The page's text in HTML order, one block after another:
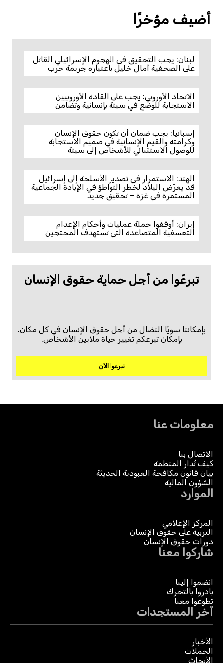
أضيف مؤخرًا
لبنان: يجب التحقيق في الهجوم الإسرائيلي القاتل
على الصحفية آمال خليل باعتباره جريمة حرب
الاتحاد الأوروبي: يجب على القادة الأوروبيين
الاستجابة للوضع في سبتة بإنسانية وتضامن
إسبانيا: يجب ضمان أن تكون حقوق الإنسان
وكرامته والقيم الإنسانية في صميم الاستجابة
للوصول الاستثنائي للأشخاص إلى سبتة
الهند: الاستمرار في تصدير الأسلحة إلى إسرائيل
قد يعرّض البلاد لخطر التواطؤ في الإبادة الجماعية
المستمرة في غزة – تحقيق جديد
إيران: أوقفوا حملة عمليات وأحكام الإعدام
التعسفية المتصاعدة التي تستهدف المحتجين
تبرعّوا من أجل حماية حقوق الإنسان
بإمكاننا سويًا النضال من أجل حقوق الإنسان في كل مكان.
بإمكان تبرعكم تغيير حياة ملايين الأشخاص.
تبرعوا الآن
معلومات عنا
الاتصال بنا
كيف تُدار المنظمة
بيان قانون مكافحة العبودية الحديثة
الشؤون المالية
الموارد
المركز الإعلامي
التربية على حقوق الإنسان
دورات حقوق الإنسان
شاركوا معنا
انضموا إلينا
بادروا بالتحرك
تطوعوا معنا
آخر المستجدات
الأخبار
الحملات
الأبحاث